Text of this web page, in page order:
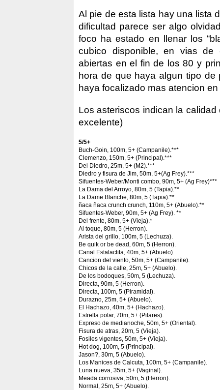
Al pie de esta lista hay una lista
dificultad parece ser algo
foco ha estado en llenar los
cubico disponible, en vias
abiertas en el fin de los 80 y
hora de que haya algun tipo de
haya focalizado mas atencion
Los asteriscos indican la
excelente)
5/5+
Buch-Goin, 100m, 5+ (Campanile).***
Clemenzo, 150m, 5+ (Principal).***
Del Diedro, 25m, 5+ (M2).***
Diedro y fisura de Jim, 50m, 5+(Ag Frey).***
Sifuentes-Weber/Monti combo, 90m, 5+ (Ag Frey)***
La Dama del Arroyo, 80m, 5 (Tapia).**
La Dame Blanche, 80m, 5 (Tapia).**
ñaca ñaca crunch crunch, 110m, 5+ (Abuelo).**
Sifuentes-Weber, 90m, 5+ (Ag Frey). **
Del frente, 80m, 5+ (Vieja).*
Al toque, 80m, 5 (Herron).
Arista del grillo, 100m, 5 (Lechuza).
Be quik or be dead, 60m, 5 (Herron).
Canal Estalactita, 40m, 5+ (Abuelo).
Cancion del viento, 50m, 5+ (Campanile).
Chicos de la calle, 25m, 5+ (Abuelo).
De los bodoques, 50m, 5 (Lechuza).
Directa, 90m, 5 (Herron).
Directa, 100m, 5 (Piramidal).
Durazno, 25m, 5+ (Abuelo).
El Hachazo, 40m, 5+ (Hachazo).
Estrella polar, 70m, 5+ (Pilares).
Expreso de medianoche, 50m, 5+ (Oriental).
Fisura de atras, 20m, 5 (Vieja).
Fosiles vigentes, 50m, 5+ (Vieja).
Hot dog, 100m, 5 (Principal).
Jason?, 30m, 5 (Abuelo).
Los Manices de Calcuta, 100m, 5+ (Campanile).
Luna nueva, 35m, 5+ (Vaginal).
Meada corrosiva, 50m, 5 (Herron).
Normal, 25m, 5+ (Abuelo).